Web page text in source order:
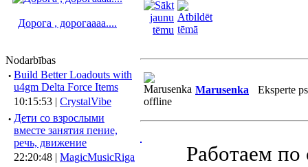
Дорога , дорогаааа....
Nodarbības
· Build Better Loadouts with
u4gm Delta Force Items
10:15:53 | CrystalVibe
· Дети со взрослыми
вместе занятия пение,
речь, движение
22:20:48 | MagicMusicRiga
Marusenka Eksperte
Работаем по